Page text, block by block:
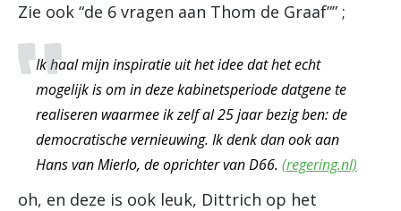
Zie ook “de 6 vragen aan Thom de Graaf”” ;
Ik haal mijn inspiratie uit het idee dat het echt
mogelijk is om in deze kabinetsperiode datgene te
realiseren waarmee ik zelf al 25 jaar bezig ben: de
democratische vernieuwing. Ik denk dan ook aan
Hans van Mierlo, de oprichter van D66. (regering.nl)
oh, en deze is ook leuk, Dittrich op het